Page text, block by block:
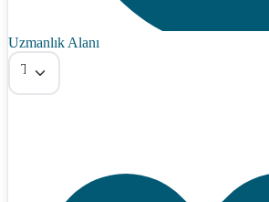
Uzmanlık Alanı
Tümü